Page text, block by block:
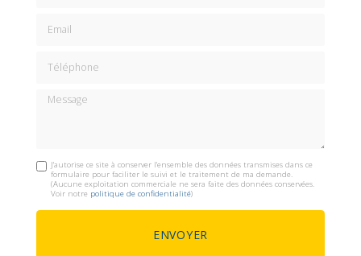
Message
J'autorise ce site à conserver l'ensemble des données transmises dans ce
formulaire pour faciliter le suivi et le traitement de ma demande.
(Aucune exploitation commerciale ne sera faite des données conservées.
Voir notre politique de confidentialité)